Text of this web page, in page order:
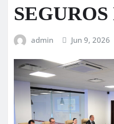
admin Jun 9, 2026